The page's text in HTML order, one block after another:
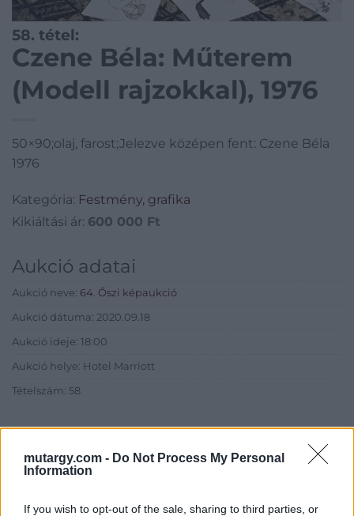
mutargy.com - Do Not Process My Personal
Information
If you wish to opt-out of the sale, sharing to third parties, or
58. tétel:
Czene Béla: Műterem
(Modell rajzokkal), 1976
50×90;olaj, farost;Jelezve középen fent: Czene Béla
1976
Kategória: Festmény, grafika
Kikiáltási ár: 600 000 Ft
Aukció adatai
Aukció neve: 64. Őszi képaukció
Aukció dátuma: 2020.09.18
Aukció ideje: 18:00
Aukció helye: Hotel Marriott
Tételszám: 58
Kieselbach Galéria
Kieselbach Galéria Ker. Kft